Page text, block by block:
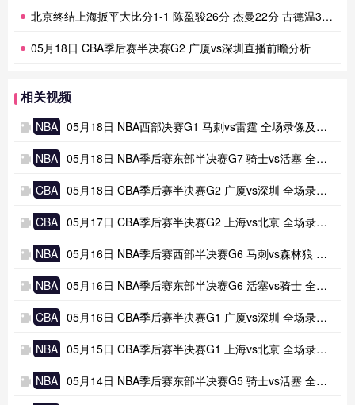
北京终结上海扳平大比分1-1 陈盈骏26分 杰曼22分 古德温32分
05月18日 CBA季后赛半决赛G2 广厦vs深圳直播前瞻分析
相关视频
NBA 05月18日 NBA西部决赛G1 马刺vs雷霆 全场录像及集锦
NBA 05月18日 NBA季后赛东部半决赛G7 骑士vs活塞 全场录像及集锦
CBA 05月18日 CBA季后赛半决赛G2 广厦vs深圳 全场录像及集锦
CBA 05月17日 CBA季后赛半决赛G2 上海vs北京 全场录像及集锦
NBA 05月16日 NBA季后赛西部半决赛G6 马刺vs森林狼 全场录像及集锦
NBA 05月16日 NBA季后赛东部半决赛G6 活塞vs骑士 全场录像及集锦
CBA 05月16日 CBA季后赛半决赛G1 广厦vs深圳 全场录像及集锦
NBA 05月15日 CBA季后赛半决赛G1 上海vs北京 全场录像及集锦
NBA 05月14日 NBA季后赛东部半决赛G5 骑士vs活塞 全场录像及集锦